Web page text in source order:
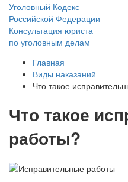
Уголовный Кодекс
Российской Федерации
Консультация юриста
по уголовным делам
Главная
Виды наказаний
Что такое
Что такое
работы?